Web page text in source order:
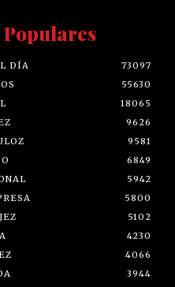
DÍA
73097
55630
18065
9626
9581
6849
5942
5800
5102
4230
4066
3944